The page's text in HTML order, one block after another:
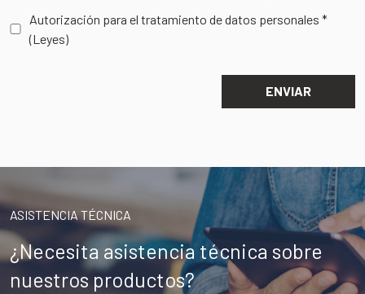
Autorización para el tratamiento de datos personales *
(Leyes)
ASISTENCIA TÉCNICA
¿Necesita asistencia técnica sobre
nuestros productos?